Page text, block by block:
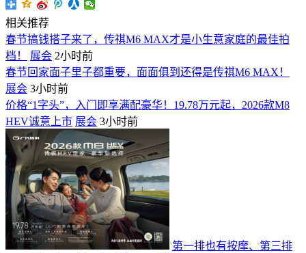
相关推荐
春节搞钱搭子来了，传祺M6 MAX才是小生意家庭的最佳拍
档！
展会 2小时前
春节回家面子里子都重要，面面俱到还得是传祺M6 MAX！
展会 3小时前
价格“1字头”，入门即享满配豪华！19.78万元起，2026款M8
HEV诚意上市 展会 3小时前
第一排也有按摩、第三排